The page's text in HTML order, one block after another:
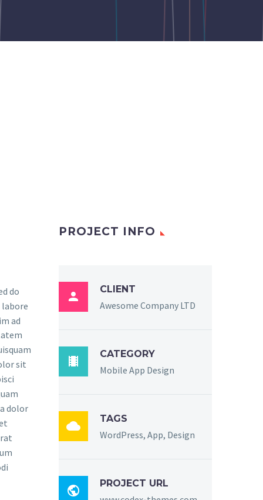
do
ad
sit
dolor
PROJECT INFO

CLIENT
Awesome Company LTD

CATEGORY
Mobile App Design

TAGS
WordPress, App, Design

PROJECT URL